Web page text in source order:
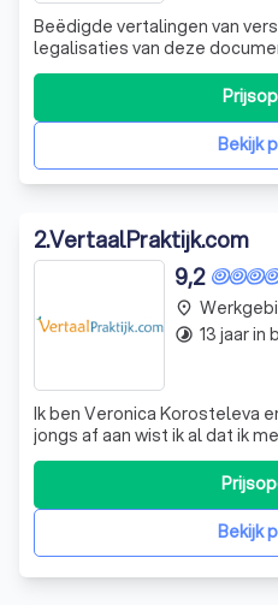
Beëdigde vertalingen van
legalisaties van deze
Ministerie van Buitenlandse
ambassades, legalisatie bij
Bekijk
2.VertaalPraktijk.com
9,2
Ik ben Veronica Korosteleva
jongs af aan wist ik al dat ik
de studie aan de
maakte ik carrière in Wit-
februari 2006 kwam ik naar
mijn beroe
Bekijk
place
timelapse 13 jaar in